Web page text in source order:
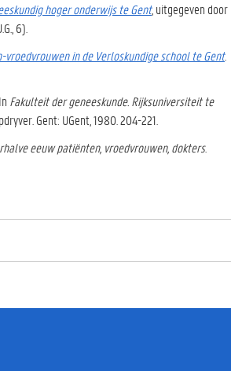
hoger onderwijs te Gent, uitgegeven door
6).
in de Verloskundige school te Gent.
Fakulteit der geneeskunde. Rijksuniversiteit te
Gent: UGent, 1980. 204-221.
eeuw patiënten, vroedvrouwen, dokters.